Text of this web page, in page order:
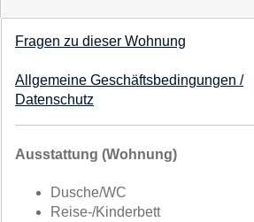
Fragen zu dieser Wohnung
Allgemeine Geschäftsbedingungen /
Datenschutz
Ausstattung (Wohnung)
Dusche/WC
Reise-/Kinderbett